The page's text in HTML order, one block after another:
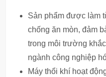
Sản phẩm được làm
chống ăn mòn, đảm
trong môi trường
ngành công nghiệp
Máy thổi khí hoạt